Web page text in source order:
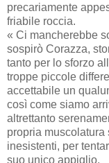
precariamente
friabile roccia.
« Ci mancherebbe
sospirò Corazza,
tanto per lo sforzo
troppe piccole
accettabile un
così come siamo
altrettanto
propria muscolatura
inesistenti, per
suo unico appiglio.